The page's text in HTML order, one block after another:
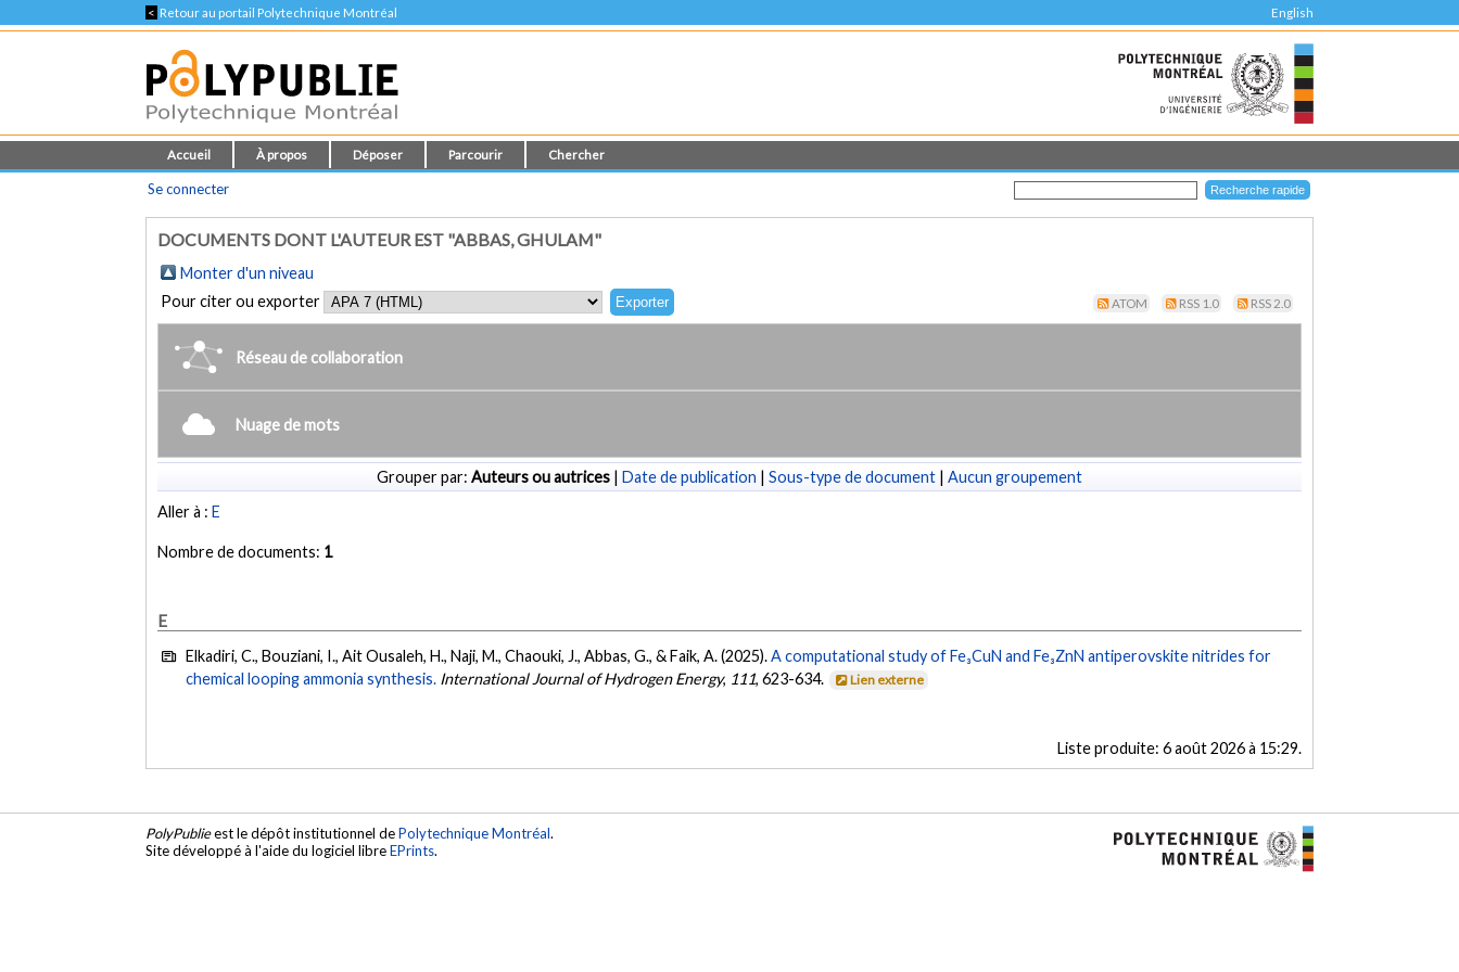
< Retour au portail Polytechnique Montréal English
Accueil À propos Déposer Parcourir Chercher
Se connecter
DOCUMENTS DONT L'AUTEUR EST "ABBAS, GHULAM"
Monter d'un niveau
Pour citer ou exporter
ATOM RSS 1.0 RSS 2.0
Réseau de collaboration
Nuage de mots
Grouper par: Auteurs ou autrices | Date de publication | Sous-type de document | Aucun groupement
Aller à :E
Nombre de documents: 1
E
Elkadiri, C., Bouziani, I., Ait Ousaleh, H., Naji, M., Chaouki, J., Abbas, G., & Faik, A. (2025).A computational study of Fe₃CuN and Fe₃ZnN antiperovskite nitrides for
chemical looping ammonia synthesis. International Journal of Hydrogen Energy, 111, 623-634. Lien externe
Liste produite: 6 août 2026 à 15:29.
PolyPublieest le dépôt institutionnel dePolytechnique Montréal.
Site développé à l'aide du logiciel libreEPrints.